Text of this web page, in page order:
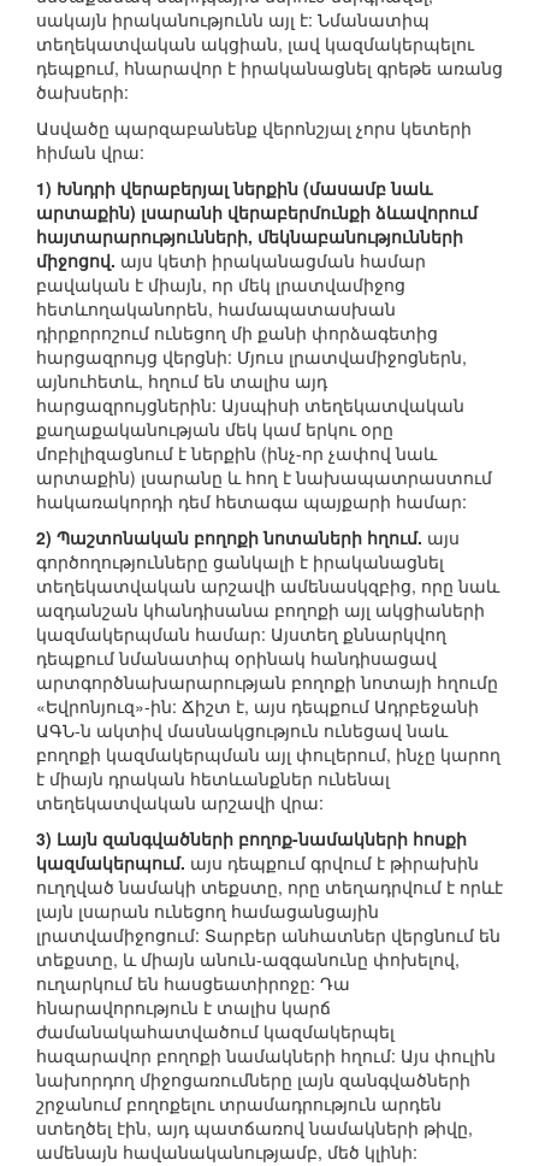
սակայն իրականությունն այլ է: Նմանատիպ
տեղեկատվական ակցիան, լավ կազմակերպելու
դեպքում, հնարավոր է իրականացնել գրեթե առանց
ծախսերի:
Ասվածը պարզաբանենք վերոնշյալ չորս կետերի
հիման վրա:
1) Խնդրի վերաբերյալ ներքին (մասամբ նաև
արտաքին) լսարանի վերաբերմունքի ձևավորում
հայտարարությունների, մեկնաբանությունների
միջոցով. այս կետի իրականացման համար
բավական է միայն, որ մեկ լրատվամիջոց
հետևողականորեն, համապատասխան
դիրքորոշում ունեցող մի քանի փորձագետից
հարցազրույց վերցնի: Մյուս լրատվամիջոցներն,
այնուհետև, հղում են տալիս այդ
հարցազրույցներին: Այսպիսի տեղեկատվական
քաղաքականության մեկ կամ երկու օրը
մոբիլիզացնում է ներքին (ինչ-որ չափով նաև
արտաքին) լսարանը և հող է նախապատրաստում
հակառակորդի դեմ հետագա պայքարի համար:
2) Պաշտոնական բողոքի նոտաների հղում. այս
գործողությունները ցանկալի է իրականացնել
տեղեկատվական արշավի ամենասկզբից, որը նաև
ազդանշան կհանդիսանա բողոքի այլ ակցիաների
կազմակերպման համար: Այստեղ քննարկվող
դեպքում նմանատիպ օրինակ հանդիսացավ
արտգործնախարարության բողոքի նոտայի հղումը
«Եվրոնյուզ»-ին: Ճիշտ է, այս դեպքում Ադրբեջանի
ԱԳՆ-ն ակտիվ մասնակցություն ունեցավ նաև
բողոքի կազմակերպման այլ փուլերում, ինչը կարող
է միայն դրական հետևանքներ ունենալ
տեղեկատվական արշավի վրա:
3) Լայն զանգվածների բողոք-նամակների հոսքի
կազմակերպում. այս դեպքում գրվում է թիրախին
ուղղված նամակի տեքստը, որը տեղադրվում է որևէ
լայն լսարան ունեցող համացանցային
լրատվամիջոցում: Տարբեր անհատներ վերցնում են
տեքստը, և միայն անուն-ազգանունը փոխելով,
ուղարկում են հասցեատիրոջը: Դա
հնարավորություն է տալիս կարճ
ժամանակահատվածում կազմակերպել
հազարավոր բողոքի նամակների հղում: Այս փուլին
նախորդող միջոցառումները լայն զանգվածների
շրջանում բողոքելու տրամադրություն արդեն
ստեղծել էին, այդ պատճառով նամակների թիվը,
ամենայն հավանականությամբ, մեծ կլինի: